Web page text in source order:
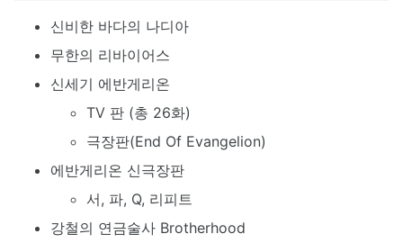
신비한 바다의 나디아
무한의 리바이어스
신세기 에반게리온
TV 판 (총 26화)
극장판(End Of Evangelion)
에반게리온 신극장판
서, 파, Q, 리피트
강철의 연금술사 Brotherhood